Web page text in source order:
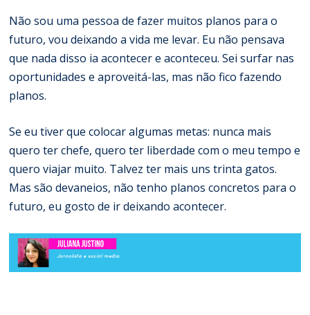
Não sou uma pessoa de fazer muitos planos para o
futuro, vou deixando a vida me levar. Eu não pensava
que nada disso ia acontecer e aconteceu. Sei surfar nas
oportunidades e aproveitá-las, mas não fico fazendo
planos.
Se eu tiver que colocar algumas metas: nunca mais
quero ter chefe, quero ter liberdade com o meu tempo e
quero viajar muito. Talvez ter mais uns trinta gatos.
Mas são devaneios, não tenho planos concretos para o
futuro, eu gosto de ir deixando acontecer.